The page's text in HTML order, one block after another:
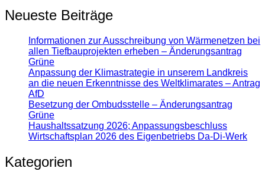
Neueste Beiträge
Informationen zur Ausschreibung von Wärmenetzen bei
allen Tiefbauprojekten erheben – Änderungsantrag
Grüne
Anpassung der Klimastrategie in unserem Landkreis
an die neuen Erkenntnisse des Weltklimarates – Antrag
AfD
Besetzung der Ombudsstelle – Änderungsantrag
Grüne
Haushaltssatzung 2026; Anpassungsbeschluss
Wirtschaftsplan 2026 des Eigenbetriebs Da-Di-Werk
Kategorien